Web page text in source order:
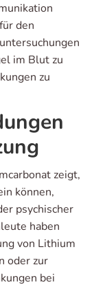
den
im Blut zu
zu
zeigt,
können,
psychischer
haben
von Lithium
oder zur
bei